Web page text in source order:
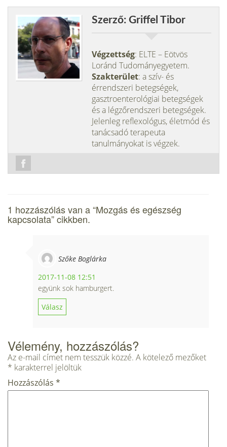
Szerző: Griffel Tibor
Végzettség: ELTE – Eötvös
Loránd Tudományegyetem.
Szakterület: a szív- és
érrendszeri betegségek,
gasztroenterológiai betegségek
és a légzőrendszeri betegségek.
Jelenleg reflexológus, életmód és
tanácsadó terapeuta
tanulmányokat is végzek.
1 hozzászólás van a “Mozgás és egészség
kapcsolata” cikkben.
Szőke Boglárka
2017-11-08 12:51
együnk sok hamburgert.
Válasz
Vélemény, hozzászólás?
Az e-mail címet nem tesszük közzé. A kötelező mezőket
* karakterrel jelöltük
Hozzászólás *